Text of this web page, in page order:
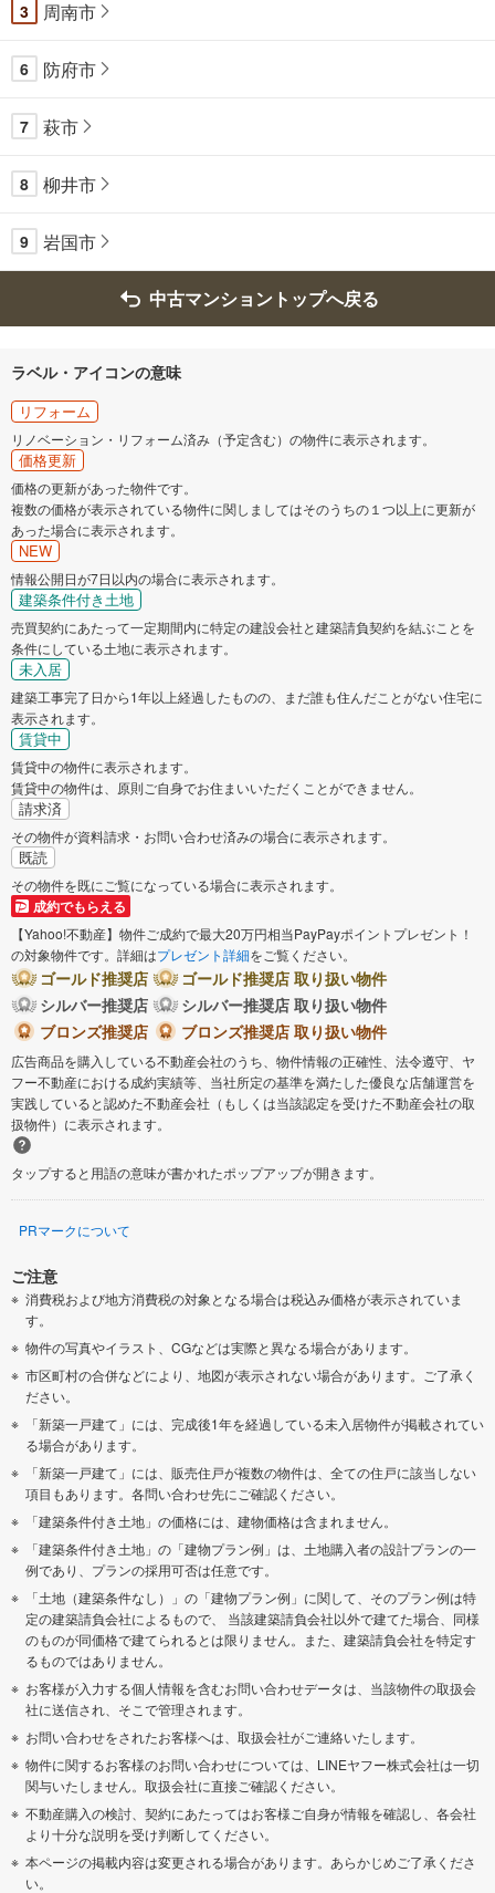
3 周南市
6 防府市
7 萩市
8 柳井市
9 岩国市
中古マンショントップへ戻る
ラベル・アイコンの意味
リフォーム
リノベーション・リフォーム済み（予定含む）の物件に表示されます。
価格更新
価格の更新があった物件です。
複数の価格が表示されている物件に関しましてはそのうちの１つ以上に更新が
あった場合に表示されます。
NEW
情報公開日が7日以内の場合に表示されます。
建築条件付き土地
売買契約にあたって一定期間内に特定の建設会社と建築請負契約を結ぶことを
条件にしている土地に表示されます。
未入居
建築工事完了日から1年以上経過したものの、まだ誰も住んだことがない住宅に
表示されます。
賃貸中
賃貸中の物件に表示されます。
賃貸中の物件は、原則ご自身でお住まいいただくことができません。
請求済
その物件が資料請求・お問い合わせ済みの場合に表示されます。
既読
その物件を既にご覧になっている場合に表示されます。
成約でもらえる
【Yahoo!不動産】物件ご成約で最大20万円相当PayPayポイントプレゼント！
の対象物件です。詳細はプレゼント詳細をご覧ください。
ゴールド推奨店
ゴールド推奨店 取り扱い物件
シルバー推奨店
シルバー推奨店 取り扱い物件
ブロンズ推奨店
ブロンズ推奨店 取り扱い物件
広告商品を購入している不動産会社のうち、物件情報の正確性、法令遵守、ヤ
フー不動産における成約実績等、当社所定の基準を満たした優良な店舗運営を
実践していると認めた不動産会社（もしくは当該認定を受けた不動産会社の取
扱物件）に表示されます。
タップすると用語の意味が書かれたポップアップが開きます。
PRマークについて
ご注意
消費税および地方消費税の対象となる場合は税込み価格が表示されていま
す。
物件の写真やイラスト、CGなどは実際と異なる場合があります。
市区町村の合併などにより、地図が表示されない場合があります。ご了承く
ださい。
「新築一戸建て」には、完成後1年を経過している未入居物件が掲載されてい
る場合があります。
「新築一戸建て」には、販売住戸が複数の物件は、全ての住戸に該当しない
項目もあります。各問い合わせ先にご確認ください。
「建築条件付き土地」の価格には、建物価格は含まれません。
「建築条件付き土地」の「建物プラン例」は、土地購入者の設計プランの一
例であり、プランの採用可否は任意です。
「土地（建築条件なし）」の「建物プラン例」に関して、そのプラン例は特
定の建築請負会社によるもので、 当該建築請負会社以外で建てた場合、同様
のものが同価格で建てられるとは限りません。また、建築請負会社を特定す
るものではありません。
お客様が入力する個人情報を含むお問い合わせデータは、当該物件の取扱会
社に送信され、そこで管理されます。
お問い合わせをされたお客様へは、取扱会社がご連絡いたします。
物件に関するお客様のお問い合わせについては、LINEヤフー株式会社は一切
関与いたしません。取扱会社に直接ご確認ください。
不動産購入の検討、契約にあたってはお客様ご自身が情報を確認し、各会社
より十分な説明を受け判断してください。
本ページの掲載内容は変更される場合があります。あらかじめご了承くださ
い。